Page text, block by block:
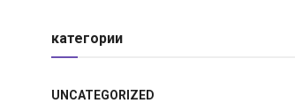
категории
UNCATEGORIZED